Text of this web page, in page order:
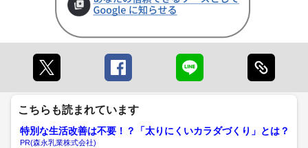
こちらも読まれています
特別な生活改善は不要！？「太りにくいカラダづくり」とは？
PR(森永乳業株式会社)